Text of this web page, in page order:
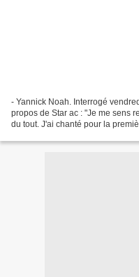
- Yannick Noah. Interrogé
propos de Star ac : "Je me sens
du tout. J'ai chanté pour la